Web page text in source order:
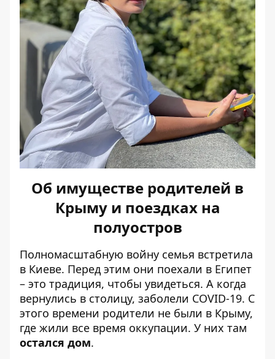
Об имуществе родителей в
Крыму и поездках на
полуостров
Полномасштабную войну семья встретила
в Киеве. Перед этим они поехали в Египет
– это традиция, чтобы увидеться. А когда
вернулись в столицу, заболели COVID-19. С
этого времени родители не были в Крыму,
где жили все время оккупации. У них там
остался дом.